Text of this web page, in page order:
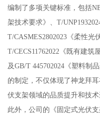
编制了多项关键标准，包括
架技术要求》、T/
T/CASMES2802023《柔性光
T/CECS11762022《既有建
及GB/T 445702024《塑料制
的制定，不仅体现了神龙拜
伏支架领域的品质提升和技术
此外，公司的《固定式光伏